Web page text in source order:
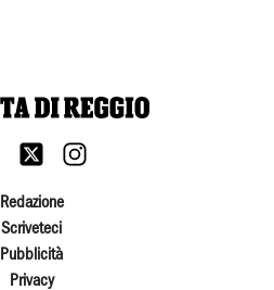
Redazione
Scriveteci
Pubblicità
Privacy